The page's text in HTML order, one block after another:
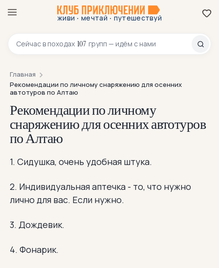
живи · мечтай · путешествуй
Сейчас в походах 107 групп — идём с нами
8 800 200-70-23
Главная
Рекомендации по личному снаряжению для осенних
автотуров по Алтаю
Рекомендации по личному
снаряжению для осенних автотуров
по Алтаю
1. Сидушка, очень удобная штука.
2. Индивидуальная аптечка - то, что нужно
лично для вас. Если нужно.
3. Дождевик.
4. Фонарик.